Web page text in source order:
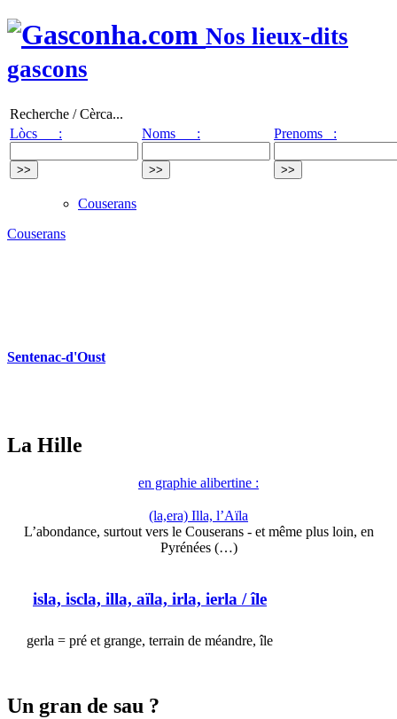
Nos lieux-dits
gascons
Recherche / Cèrca...
Lòcs :
Noms : Prenoms :
Couserans
Couserans
Sentenac-d'Oust
La Hille
en graphie alibertine :
(la,era) Illa, l’Aïla
L’abondance, surtout vers le Couserans - et même plus loin, en
Pyrénées (…)
isla, iscla, illa, aïla, irla, ierla / île
gerla = pré et grange, terrain de méandre, île
Un gran de sau ?